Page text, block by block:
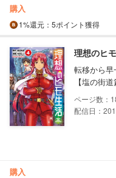
購入
1%還元 ：5ポイント獲得
理想のヒ
転移から
【塩の街
配信日：
購入